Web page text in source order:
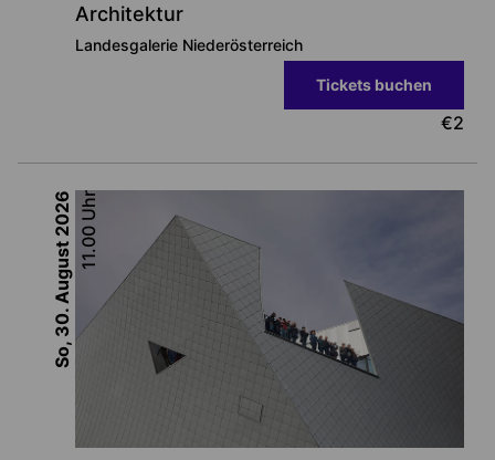
Architektur
Landesgalerie Niederösterreich
Tickets buchen
€2
So, 30. August
2026
11.00
Uhr